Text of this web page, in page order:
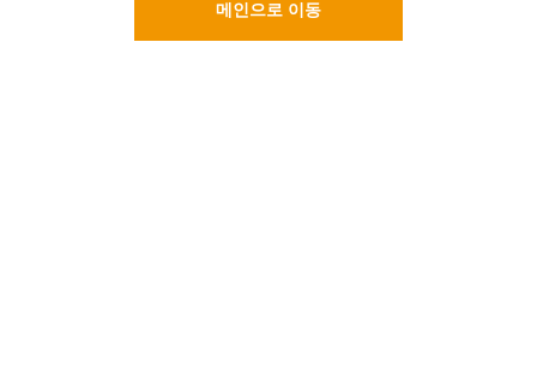
메인으로 이동